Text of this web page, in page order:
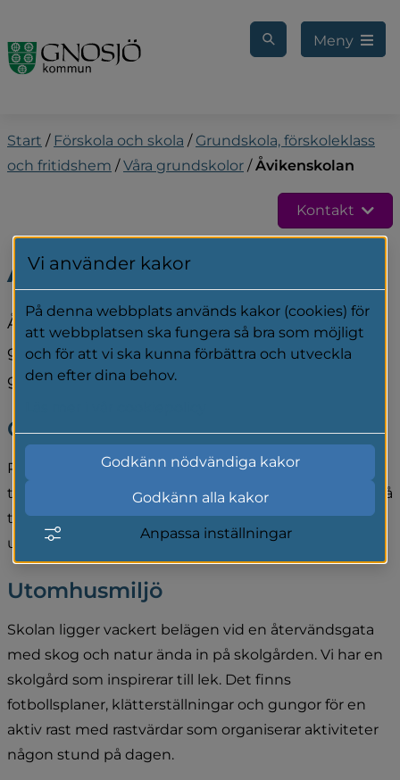
Meny
Start / Förskola och skola / Grundskola, förskoleklass
och fritidshem / Våra grundskolor / Åvikenskolan
Kontakt
Åvikenskolan
Åvikenskolan är en av de centrala
grundskolorna i Gnosjö, i närheten finns fina
grönområden.
Om oss
På Åvikenskolan går cirka 150 elever från förskoleklass
till årskurs 6 med ett tillhörande fritidshem fördelat på
två avdelningar. Vi är cirka 25 pedagoger som arbetar
utifrån visionen "Vi bygger grunder för livet".
Utomhusmiljö
Skolan ligger vackert belägen vid en återvändsgata
med skog och natur ända in på skolgården. Vi har en
skolgård som inspirerar till lek. Det finns
fotbollsplaner, klätterställningar och gungor för en
aktiv rast med rastvärdar som organiserar aktiviteter
någon stund på dagen.
Vi använder kakor
På denna webbplats används kakor (cookies) för
att webbplatsen ska fungera så bra som möjligt
och för att vi ska kunna förbättra och utveckla
den efter dina behov.
Godkänn nödvändiga kakor
Godkänn alla kakor
Anpassa inställningar